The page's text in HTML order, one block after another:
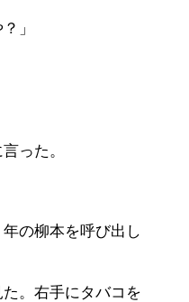
」
った。
の柳本を呼び出し
。右手にタバコを